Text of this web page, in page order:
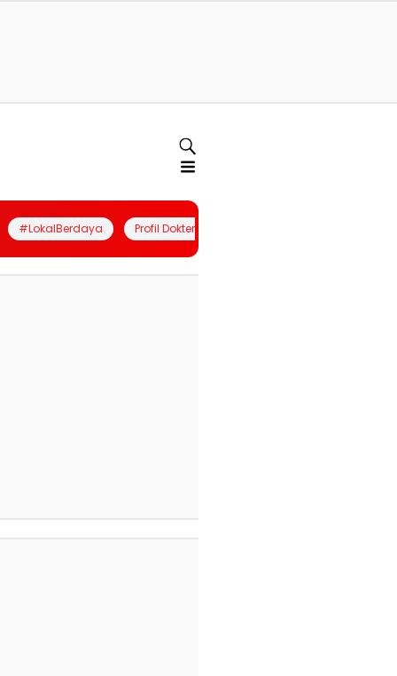
#LokalBerdaya Profil Dokter